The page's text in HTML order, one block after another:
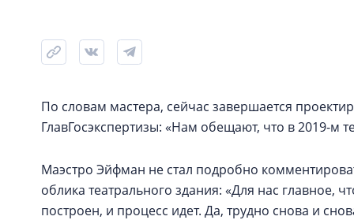
По словам мастера, сейчас завершается
ГлавГосэкспертизы: «Нам обещают, что в 2019-м
Маэстро Эйфман не стал подробно
облика театрального здания: «Для нас главное,
построен, и процесс идет. Да, трудно снова и